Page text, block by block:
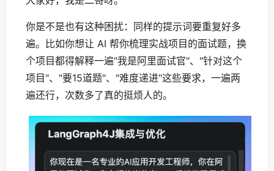
你是不是也有这种困扰：同样的提示词要重复好多
遍。比如你想让 AI 帮你梳理实战项目的面试题，换
个项目都得解释一遍"我是阿里面试官"、"针对这个
项目"、"要15道题"、"难度递进"这些要求，一遍两
遍还行，次数多了真的挺烦人的。